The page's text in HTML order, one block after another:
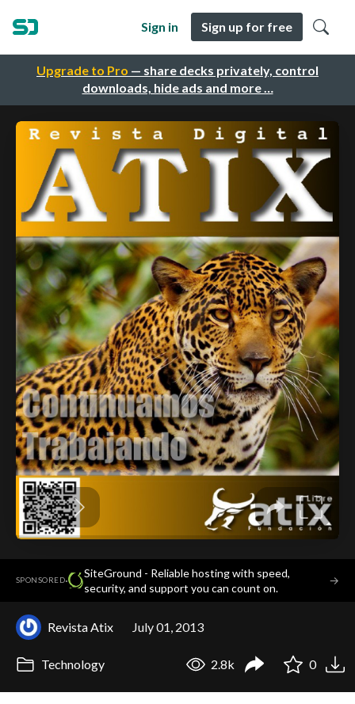
Upgrade to Pro — share decks privately, control
downloads, hide ads and more …
Sign in Sign up for free
SPONSORED·
SiteGround - Reliable hosting with speed,
security, and support you can count on.
→
Revista Atix July 01, 2013
Technology 2.8k 0